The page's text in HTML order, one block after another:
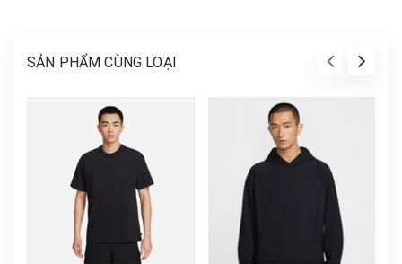
SẢN PHẨM CÙNG LOẠI